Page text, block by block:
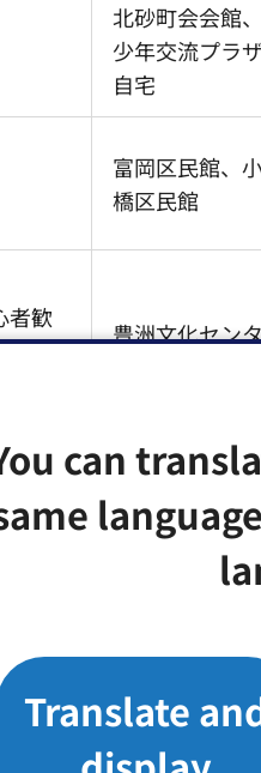
can
Translate
北砂町会会館
少年交流プラザ
自宅
富岡区民館、
橋区民館
者歓
豊洲文化セン
富岡区民館ほか
加
ー